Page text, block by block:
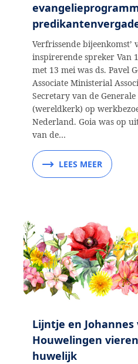
Verfrissende bijeenkomst’
inspirerende spreker Van
met 13 mei was ds. Pavel
Associate Ministerial
Secretary van de
(wereldkerk) op
Nederland. Goia was op
van de…
LEES MEER
Lijntje en Johannes
Houwelingen
huwelijk